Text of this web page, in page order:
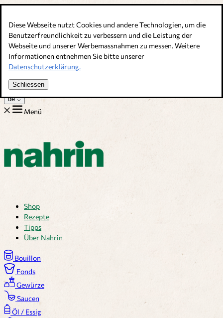
Diese Webseite nutzt Cookies und andere Technologien, um die
Benutzerfreundlichkeit zu verbessern und die Leistung der
Webseite und unserer Werbemassnahmen zu messen. Weitere
Informationen entnehmen Sie bitte unserer
Datenschutzerklärung.
Schliessen
Bouillons, Gewürze & Nahrungsergänzung. Schweizer Qualität
Kundenservice
Rezepte
Tipps
Über uns
Jobs
de
Menü
Shop
Rezepte
Tipps
Über Nahrin
Bouillon
Fonds
Gewürze
Saucen
Öl / Essig